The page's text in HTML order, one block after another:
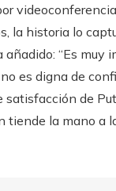
la historia lo
“Es
es digna de
de
la mano a